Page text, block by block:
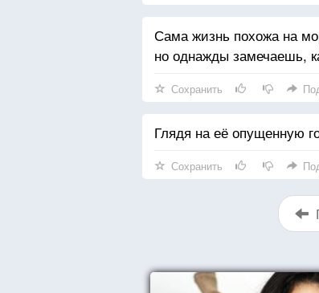
Сама жизнь похожа на
но однажды замечаешь,
Сохранить
Глядя на её опущенную
Сохранить